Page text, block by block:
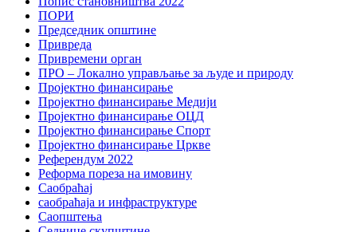
ПОРИ
Председник општине
Привреда
Привремени орган
ПРО – Локално управљање за људе и природу
Пројектно финансирање
Пројектно финансирање Медији
Пројектно финансирање ОЦД
Пројектно финансирање Спорт
Пројектно финансирање Цркве
Референдум 2022
Реформа пореза на имовину
Саобраћај
саобраћаја и инфраструктуре
Саопштења